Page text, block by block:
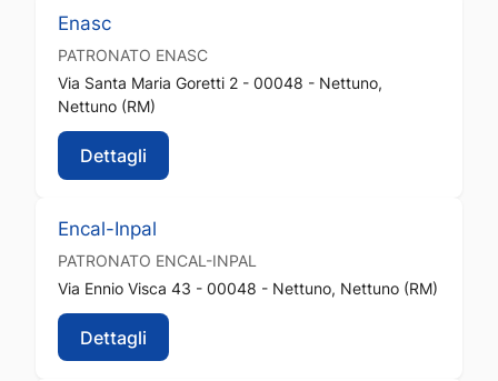
Enasc
PATRONATO ENASC
Via Santa Maria Goretti 2 - 00048 - Nettuno,
Nettuno (RM)
Dettagli
Encal-Inpal
PATRONATO ENCAL-INPAL
Via Ennio Visca 43 - 00048 - Nettuno, Nettuno (RM)
Dettagli